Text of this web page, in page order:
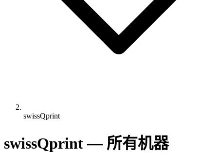
swissQprint
swissQprint — 所有机器